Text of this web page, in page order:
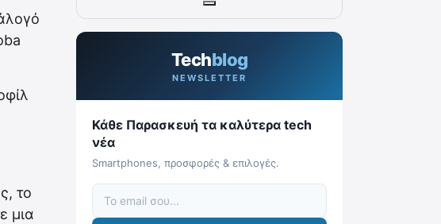
το
μια
Techblog
NEWSLETTER
Κάθε Παρασκευή τα καλύτερα tech
νέα
Smartphones, προσφορές & επιλογές.